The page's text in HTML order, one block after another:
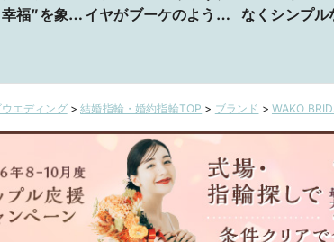
福”を象徴イヤがブーケのように
なくシンプル
エディング>結婚指輪・婚約指輪TOP > ブランド > WAKO